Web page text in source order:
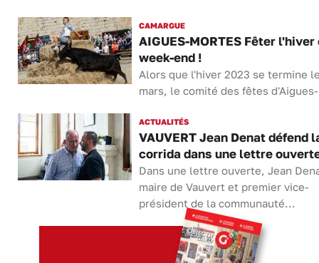
CAMARGUE
AIGUES-MORTES Fêter l'hiver
week-end !
Alors que l'hiver 2023 se termine
mars, le comité des fêtes
ACTUALITÉS
VAUVERT Jean Denat défend
corrida dans une lettre
Dans une lettre ouverte, Jean
maire de Vauvert et premier vice-
président de la communauté...